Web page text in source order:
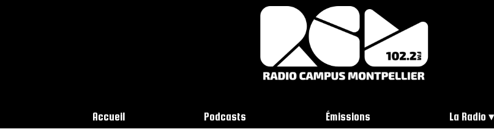
Accueil Podcasts Émissions La Radio